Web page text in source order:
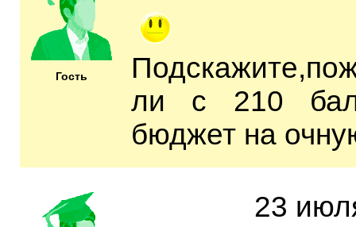
Гость
ли с 210
бюджет на
23